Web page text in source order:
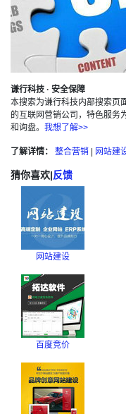
谦行科技 · 安全保障
本搜索为谦行科技内部搜索页
的互联网营销公司，特色服务
和询盘。 我想了解>>
了解详情： 整合营销 网站建
猜你喜欢|反馈
网站建设
百度竞价